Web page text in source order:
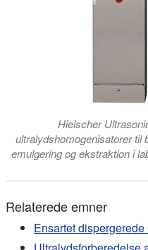
Hielscher
ultralydshomogenisatorer til
emulgering og ekstraktion i
Relaterede emner
Ensartet